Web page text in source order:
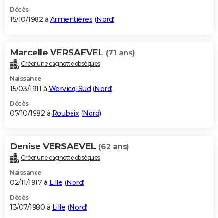
Décès
15/10/1982 à Armentières (Nord)
Marcelle VERSAEVEL (71 ans)
Créer une cagnotte obsèques
Naissance
15/03/1911 à Wervicq-Sud (Nord)
Décès
07/10/1982 à Roubaix(Nord)
Denise VERSAEVEL (62 ans)
Créer une cagnotte obsèques
Naissance
02/11/1917 à Lille (Nord)
Décès
13/07/1980 à Lille (Nord)